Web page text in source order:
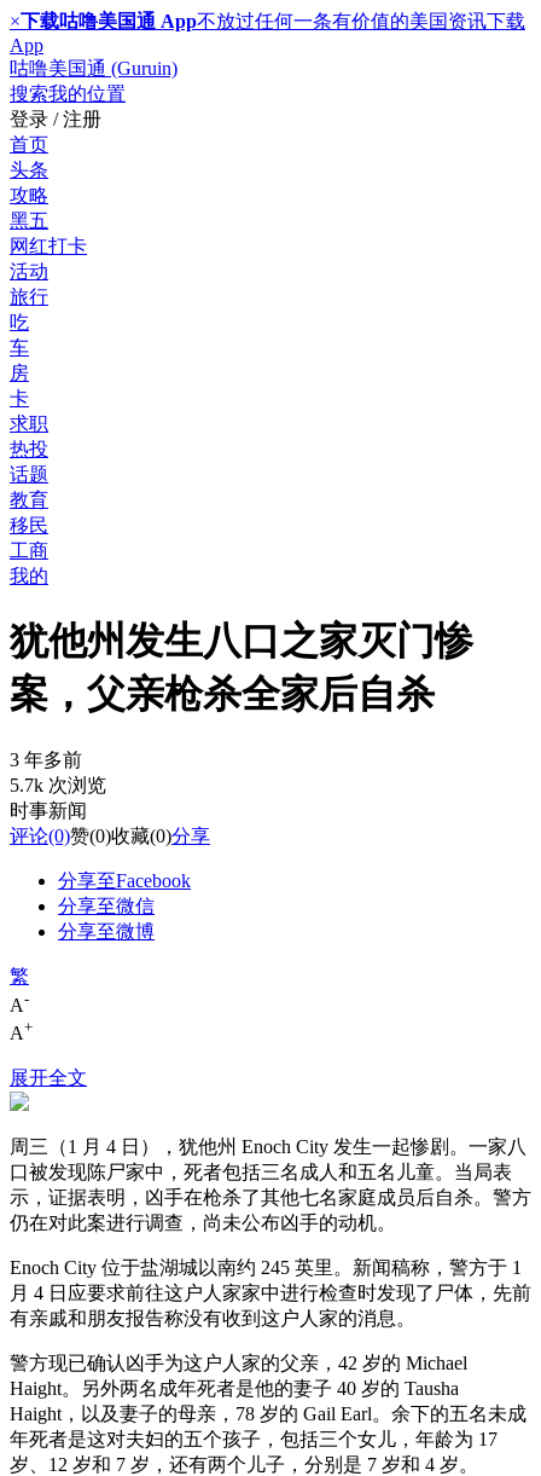
×下载咕噜美国通 App不放过任何一条有价值的美国资讯下载
App
咕噜美国通 (Guruin)
搜索我的位置
登录 / 注册
首页
头条
攻略
黑五
网红打卡
活动
旅行
吃
车
房
卡
求职
热投
话题
教育
移民
工商
我的
犹他州发生八口之家灭门惨
案，父亲枪杀全家后自杀
3 年多前
5.7k 次浏览
时事新闻
评论(0)赞(0)收藏(0)分享
分享至Facebook
分享至微信
分享至微博
繁
A-
A+
展开全文
周三（1 月 4 日），犹他州 Enoch City 发生一起惨剧。一家八
口被发现陈尸家中，死者包括三名成人和五名儿童。当局表
示，证据表明，凶手在枪杀了其他七名家庭成员后自杀。警方
仍在对此案进行调查，尚未公布凶手的动机。
Enoch City 位于盐湖城以南约 245 英里。新闻稿称，警方于 1
月 4 日应要求前往这户人家家中进行检查时发现了尸体，先前
有亲戚和朋友报告称没有收到这户人家的消息。
警方现已确认凶手为这户人家的父亲，42 岁的 Michael
Haight。另外两名成年死者是他的妻子 40 岁的 Tausha
Haight，以及妻子的母亲，78 岁的 Gail Earl。余下的五名未成
年死者是这对夫妇的五个孩子，包括三个女儿，年龄为 17
岁、12 岁和 7 岁，还有两个儿子，分别是 7 岁和 4 岁。